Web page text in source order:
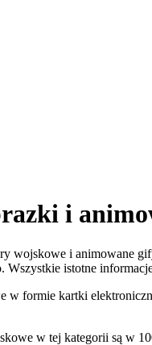
i
wojskowe i animowane
istotne
formie kartki
w tej kategorii są w